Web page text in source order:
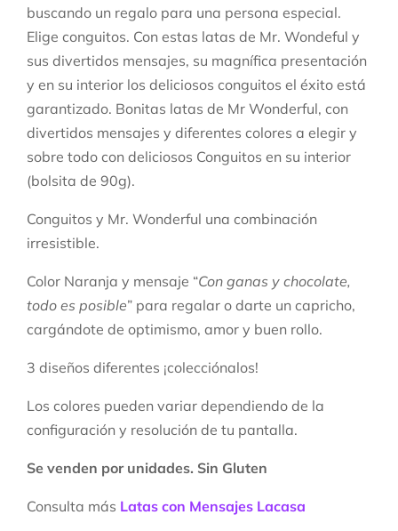
buscando un regalo para una persona especial.
Elige conguitos. Con estas latas de Mr. Wondeful y
sus divertidos mensajes, su magnífica presentación
y en su interior los deliciosos conguitos el éxito está
garantizado. Bonitas latas de Mr Wonderful, con
divertidos mensajes y diferentes colores a elegir y
sobre todo con deliciosos Conguitos en su interior
(bolsita de 90g).
Conguitos y Mr. Wonderful una combinación
irresistible.
Color Naranja y mensaje “Con ganas y chocolate,
todo es posible” para regalar o darte un capricho,
cargándote de optimismo, amor y buen rollo.
3 diseños diferentes ¡colecciónalos!
Los colores pueden variar dependiendo de la
configuración y resolución de tu pantalla.
Se venden por unidades. Sin Gluten
Consulta más Latas con Mensajes Lacasa